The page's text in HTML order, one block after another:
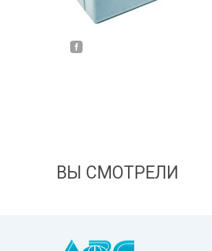
ВЫ СМОТРЕЛИ